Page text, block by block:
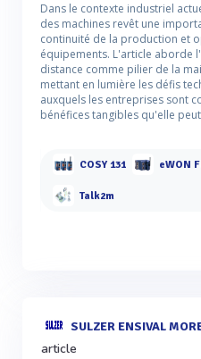
Dans le contexte industriel
des machines revêt une
continuité de la production et
équipements. L'article aborde
distance comme pilier de la
mettant en lumière les défis
auxquels les entreprises sont
bénéfices tangibles qu'elle
COSY 131 eWON
Talk2m
SULZER ENSIVAL
article